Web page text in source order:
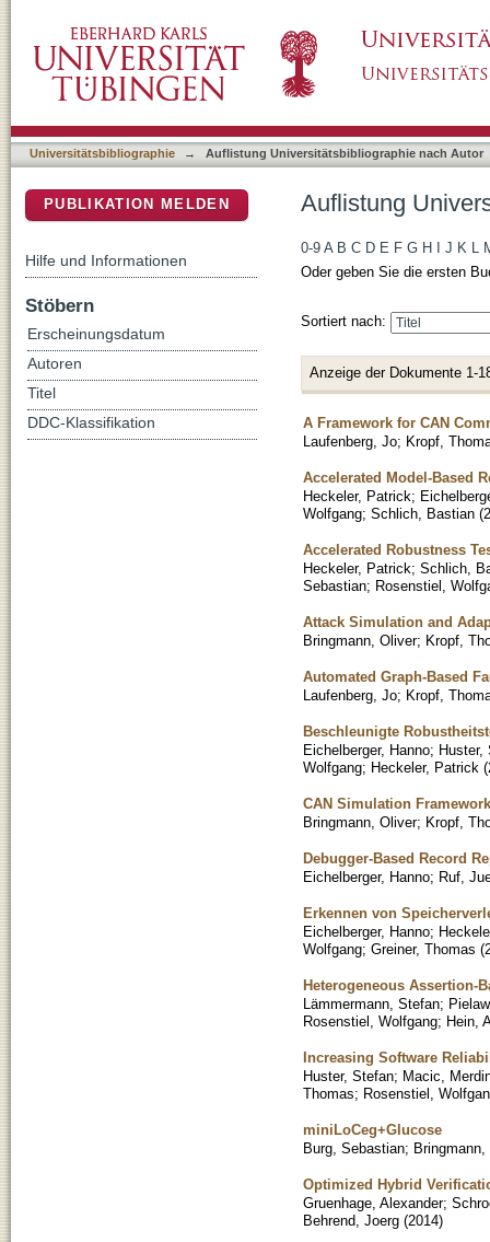
Universitätsbibliographie → Auflistung Universitätsbibliographie nach Autor
Auflistung
0-9 A B C D E F G H J K L
Oder geben Sie die ersten
Sortiert nach:
Anzeige der Dokumente 1-
A Framework for CAN
Laufenberg, Jo; Kropf,
Accelerated Model-Based
Heckeler, Patrick;
Wolfgang; Schlich, Bastian (
Accelerated Robustness
Heckeler, Patrick; Schlich,
Sebastian; Rosenstiel,
Attack Simulation and
Bringmann, Oliver; Kropf,
Automated Graph-Based
Laufenberg, Jo; Kropf,
Beschleunigte
Eichelberger, Hanno; Huster,
Wolfgang; Heckeler, Patrick (
CAN Simulation
Bringmann, Oliver; Kropf,
Debugger-Based Record
Eichelberger, Hanno; Ruf,
Erkennen von
Eichelberger, Hanno;
Wolfgang; Greiner, Thomas (
Heterogeneous Assertion-
Lämmermann, Stefan;
Rosenstiel, Wolfgang; Hein,
Increasing Software
Huster, Stefan; Macic,
Thomas; Rosenstiel,
miniLoCeg+Glucose
Burg, Sebastian; Bringmann,
Optimized Hybrid
Gruenhage, Alexander;
Behrend, Joerg (2014)
PUBLIKATION MELDEN
Hilfe und Informationen
Stöbern
Erscheinungsdatum
Autoren
Titel
DDC-Klassifikation